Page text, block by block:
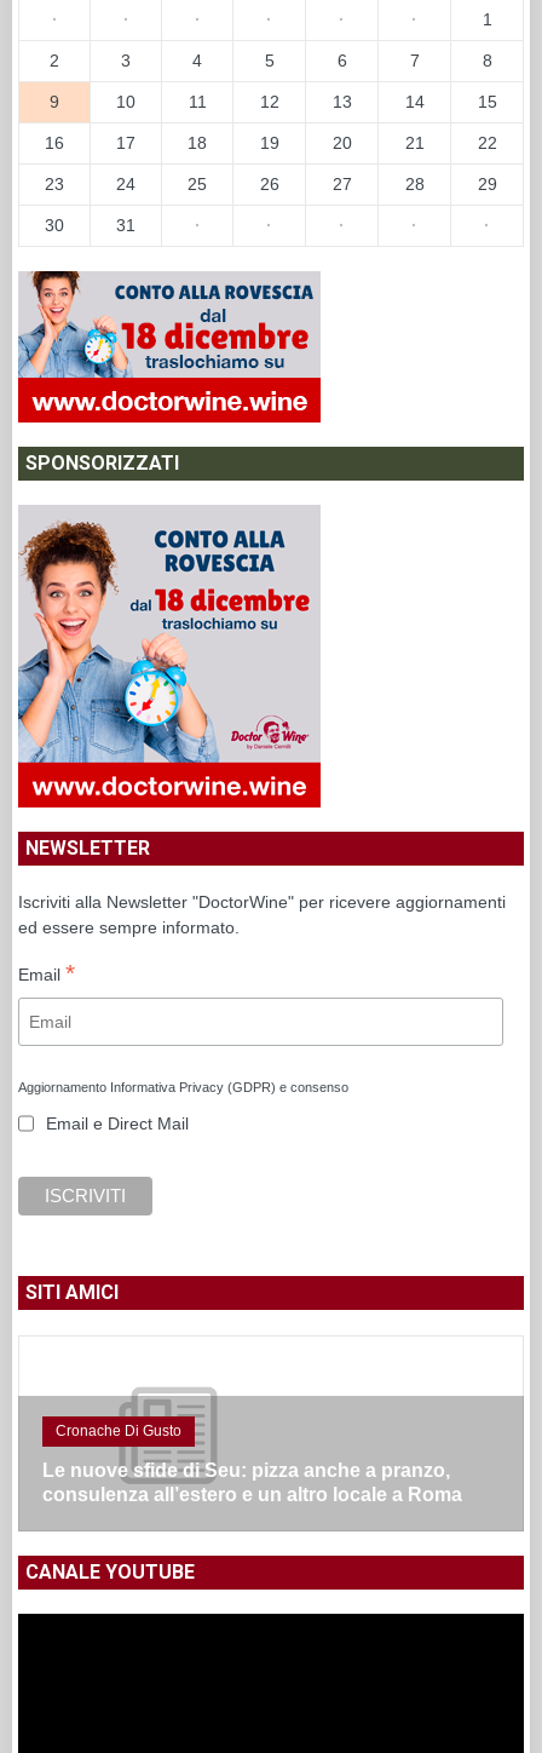
· · · · · · 1
2 3 4 5 6 7 8
9 10 11 12 13 14 15
16 17 18 19 20 21 22
23 24 25 26 27 28 29
30 31 · · · · ·
SPONSORIZZATI
NEWSLETTER
Iscriviti alla Newsletter "DoctorWine" per ricevere aggiornamenti
ed essere sempre informato.
Email *
Aggiornamento Informativa Privacy (GDPR) e consenso
Email e Direct Mail
SITI AMICI
Cronache Di Gusto
Le nuove sfide di Seu: pizza anche a pranzo,
consulenza all’estero e un altro locale a Roma
CANALE YOUTUBE